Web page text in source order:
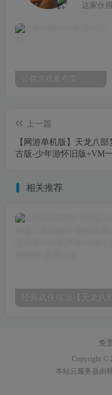
这家伙
公益游戏发布页
上一篇
【网游单机版】天龙八部
古版-少年游怀旧版+VM一
相关推荐
免
Copyright ©
本站云服务器由